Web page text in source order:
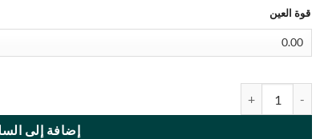
قوة العين
إضافة إلى